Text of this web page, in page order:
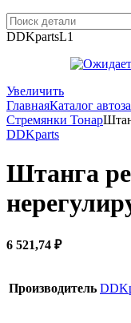
DDKpartsL1
Увеличить
ГлавнаяКаталог
Стремянки Тонар
DDKparts
Штанга
6 521,74 ₽
Производитель